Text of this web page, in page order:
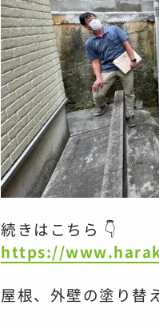
続きはこちら 👇
https://
屋根、外壁の塗り替